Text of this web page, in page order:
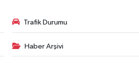
Trafik Durumu
Haber Arşivi